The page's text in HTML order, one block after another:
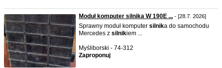
Moduł komputer silnika W 190E ... - [28.7. 2026]
Sprawny moduł komputer silnika do samochodu
Mercedes z silnikiem ...
Myśliborski - 74-312
Zaproponuj